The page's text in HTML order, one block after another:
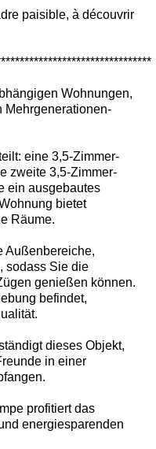
paisible, à découvrir
Wohnungen,
Mehrgenerationen-
eine 3,5-Zimmer-
zweite 3,5-Zimmer-
ein ausgebautes
bietet
Räume.
Außenbereiche,
sodass Sie die
genießen können.
befindet,
dieses Objekt,
in einer
profitiert das
energiesparenden